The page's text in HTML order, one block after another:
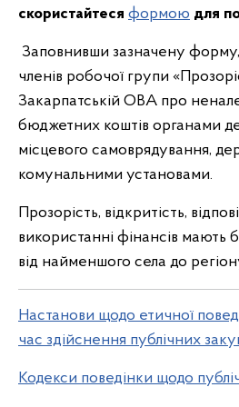
скористайтеся формою для
Заповнивши зазначену
членів робочої групи
Закарпатській ОВА про
бюджетних коштів органами
місцевого самоврядування,
комунальними установами.
Прозорість, відкритість,
використанні фінансів мають
від найменшого села до
Настанови щодо етичної
час здійснення публічних
Кодекси поведінки щодо